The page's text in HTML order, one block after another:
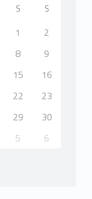
S S
1
2
8
9
15
16
22
23
29
30
5 6